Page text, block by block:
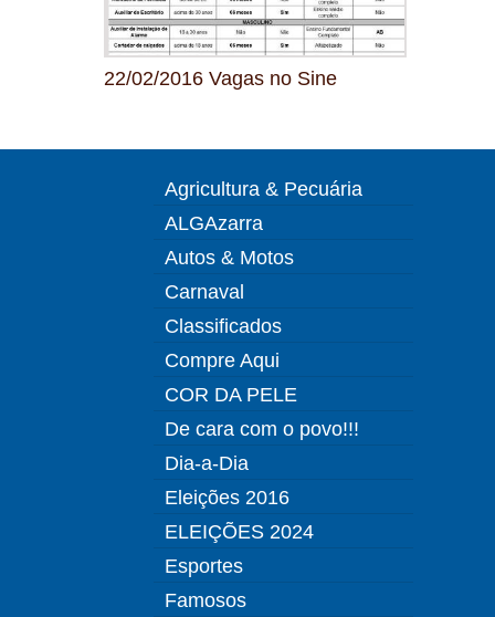
22/02/2016 Vagas no Sine
Agricultura & Pecuária
ALGAzarra
Autos & Motos
Carnaval
Classificados
Compre Aqui
COR DA PELE
De cara com o povo!!!
Dia-a-Dia
Eleições 2016
ELEIÇÕES 2024
Esportes
Famosos